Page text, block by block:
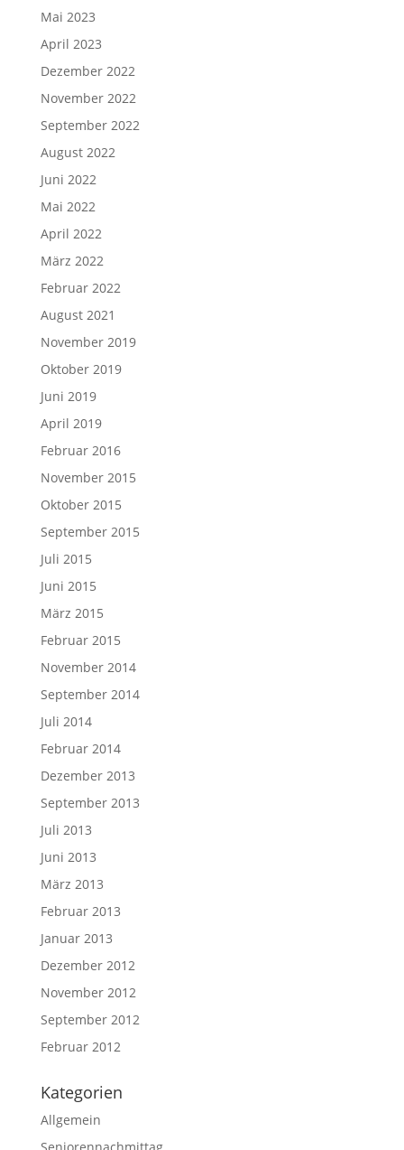
Mai 2023
April 2023
Dezember 2022
November 2022
September 2022
August 2022
Juni 2022
Mai 2022
April 2022
März 2022
Februar 2022
August 2021
November 2019
Oktober 2019
Juni 2019
April 2019
Februar 2016
November 2015
Oktober 2015
September 2015
Juli 2015
Juni 2015
März 2015
Februar 2015
November 2014
September 2014
Juli 2014
Februar 2014
Dezember 2013
September 2013
Juli 2013
Juni 2013
März 2013
Februar 2013
Januar 2013
Dezember 2012
November 2012
September 2012
Februar 2012
Kategorien
Allgemein